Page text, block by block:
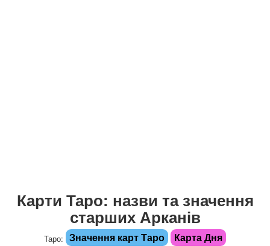
Карти Таро: назви та значення
старших Арканів
Таро: Значення карт Таро Карта Дня